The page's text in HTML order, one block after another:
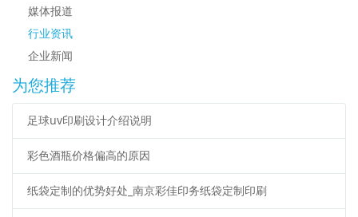
媒体报道
行业资讯
企业新闻
为您推荐
足球uv印刷设计介绍说明
彩色酒瓶价格偏高的原因
纸袋定制的优势好处_南京彩佳印务纸袋定制印刷